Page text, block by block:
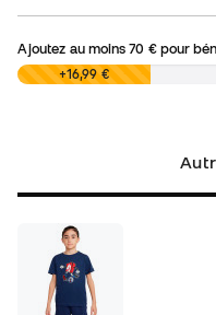
Ajoutez au moins70 €pour
0,00 € +16,99 €